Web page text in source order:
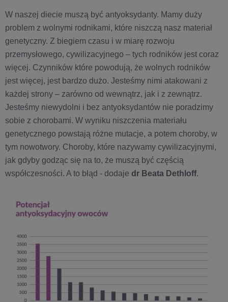
W naszej diecie muszą być antyoksydanty. Mamy duży
problem z wolnymi rodnikami, które niszczą nasz materiał
genetyczny. Z biegiem czasu i w miarę rozwoju
przemysłowego, cywilizacyjnego – tych rodników jest coraz
więcej. Czynników które powodują, że wolnych rodników
jest więcej, jest bardzo dużo. Jesteśmy nimi atakowani z
każdej strony – zarówno od wewnątrz, jak i z zewnątrz.
Jesteśmy niewydolni i bez antyoksydantów nie poradzimy
sobie z chorobami. W wyniku niszczenia materiału
genetycznego powstają różne mutacje, a potem choroby, w
tym nowotwory. Choroby, które nazywamy cywilizacyjnymi,
jak gdyby godząc się na to, że muszą być częścią
współczesności. A to błąd - dodaje dr Beata Dethloff.